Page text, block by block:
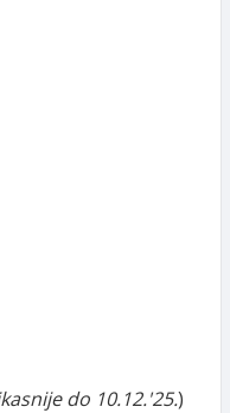
do 10.12.'25.)